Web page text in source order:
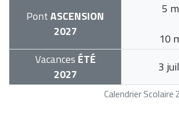
Calendrier
PontASCENSION
2027
5
10
Vacances ÉTÉ
2027
3